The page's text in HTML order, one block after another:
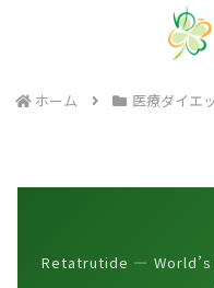
ホーム 医療ダイエ
Retatrutide —